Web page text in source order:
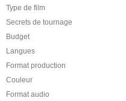
Type de film
Secrets de tournage
Budget
Langues
Format production
Couleur
Format audio